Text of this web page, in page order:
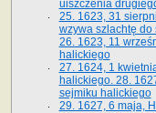
uiszczenia
25. 1623, 31
wzywa szlachtę
26. 1623, 11
halickiego
27. 1624, 1
halickiego. 28.
sejmiku halickiego
29. 1627, 6 maja,